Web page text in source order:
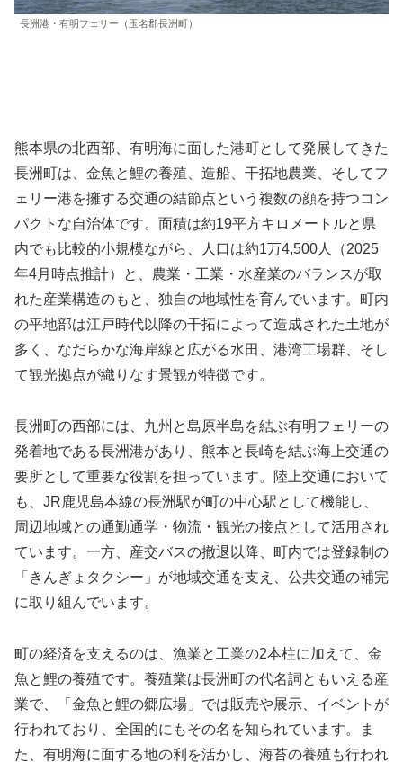
長洲港・有明フェリー（玉名郡長洲町）
熊本県の北西部、有明海に面した港町として発展してきた
長洲町は、金魚と鯉の養殖、造船、干拓地農業、そしてフ
ェリー港を擁する交通の結節点という複数の顔を持つコン
パクトな自治体です。面積は約19平方キロメートルと県
内でも比較的小規模ながら、人口は約1万4,500人（2025
年4月時点推計）と、農業・工業・水産業のバランスが取
れた産業構造のもと、独自の地域性を育んでいます。町内
の平地部は江戸時代以降の干拓によって造成された土地が
多く、なだらかな海岸線と広がる水田、港湾工場群、そし
て観光拠点が織りなす景観が特徴です。
長洲町の西部には、九州と島原半島を結ぶ有明フェリーの
発着地である長洲港があり、熊本と長崎を結ぶ海上交通の
要所として重要な役割を担っています。陸上交通において
も、JR鹿児島本線の長洲駅が町の中心駅として機能し、
周辺地域との通勤通学・物流・観光の接点として活用され
ています。一方、産交バスの撤退以降、町内では登録制の
「きんぎょタクシー」が地域交通を支え、公共交通の補完
に取り組んでいます。
町の経済を支えるのは、漁業と工業の2本柱に加えて、金
魚と鯉の養殖です。養殖業は長洲町の代名詞ともいえる産
業で、「金魚と鯉の郷広場」では販売や展示、イベントが
行われており、全国的にもその名を知られています。ま
た、有明海に面する地の利を活かし、海苔の養殖も行われ